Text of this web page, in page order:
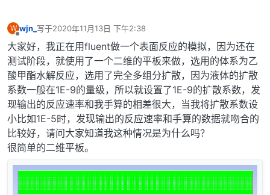
W
离线
wjn_ 写于2020年11月13日 下午2:38
最后由 编辑
大家好，我正在用fluent做一个表面反应的模拟，因为还在
测试阶段，就使用了一个二维的平板来做，选用的体系为乙
酸甲酯水解反应，选用了完全多组分扩散，因为液体的扩散
系数一般在1E-9的量级，所以就设置了1E-9的扩散系数，发
现输出的反应速率和我手算的相差很大，当我将扩散系数设
小比如1E-5时，发现输出的反应速率和手算的数据就吻合的
比较好，请问大家知道我这种情况是为什么吗？
很简单的二维平板。